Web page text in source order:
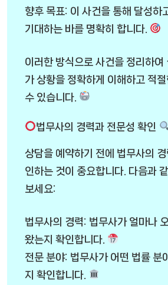
향후 목표: 이 사건을 통해 달성하
기대하는 바를 명확히 합니다.
이러한 방식으로 사건을 정리하여
가 상황을 정확하게 이해하고 적
수 있습니다.
법무사의 경력과 전문성 확인
상담을 예약하기 전에 법무사의
인하는 것이 중요합니다. 다음과
보세요:
법무사의 경력: 법무사가 얼마나
왔는지 확인합니다.
전문 분야: 법무사가 어떤 법률 분
지 확인합니다.